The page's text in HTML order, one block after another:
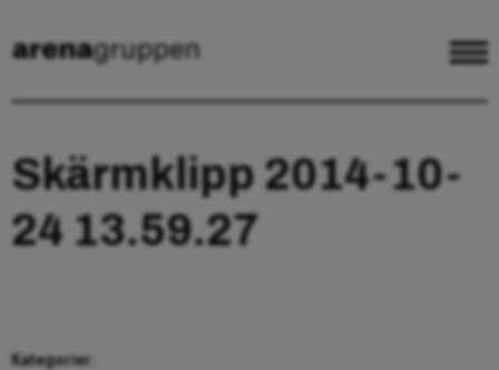
Skärmklipp 2014-10-
24 13.59.27
Kategorier: